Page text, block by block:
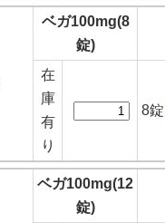
ベガ100mg(8
錠)
在
庫
有
り
8錠
ベガ100mg(12
錠)